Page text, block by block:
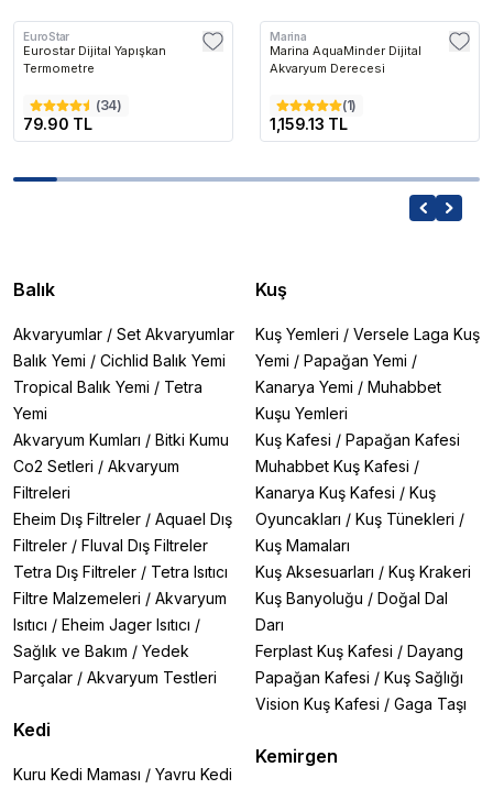
EuroStar
Eurostar Dijital Yapışkan
Termometre
(34)
79.90 TL
Marina
Marina AquaMinder Dijital
Akvaryum Derecesi
(1)
1,159.13 TL
Balık
Akvaryumlar / Set Akvaryumlar
Balık Yemi / Cichlid Balık Yemi
Tropical Balık Yemi / Tetra
Yemi
Akvaryum Kumları / Bitki Kumu
Co2 Setleri / Akvaryum
Filtreleri
Eheim Dış Filtreler / Aquael Dış
Filtreler / Fluval Dış Filtreler
Tetra Dış Filtreler / Tetra Isıtıcı
Filtre Malzemeleri / Akvaryum
Isıtıcı / Eheim Jager Isıtıcı /
Sağlık ve Bakım / Yedek
Parçalar / Akvaryum Testleri
Kedi
Kuru Kedi Maması / Yavru Kedi
Kuş
Kuş Yemleri / Versele Laga Kuş
Yemi / Papağan Yemi /
Kanarya Yemi / Muhabbet
Kuşu Yemleri
Kuş Kafesi / Papağan Kafesi
Muhabbet Kuş Kafesi /
Kanarya Kuş Kafesi / Kuş
Oyuncakları / Kuş Tünekleri /
Kuş Mamaları
Kuş Aksesuarları / Kuş Krakeri
Kuş Banyoluğu / Doğal Dal
Darı
Ferplast Kuş Kafesi / Dayang
Papağan Kafesi / Kuş Sağlığı
Vision Kuş Kafesi / Gaga Taşı
Kemirgen